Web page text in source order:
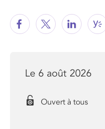
Le 6 août 2026
Ouvert à tous